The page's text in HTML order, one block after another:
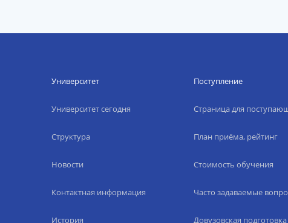
Университет
Университет сегодня
Структура
Новости
Контактная информация
История
Поступление
Страница для
План приёма, рейтинг
Стоимость обучения
Часто задаваемые
Довузовская подготовка